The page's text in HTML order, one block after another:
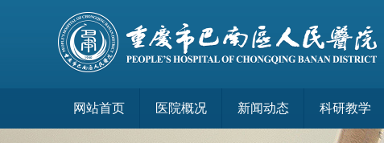
网站首页 医院概况 新闻动态 科研教学